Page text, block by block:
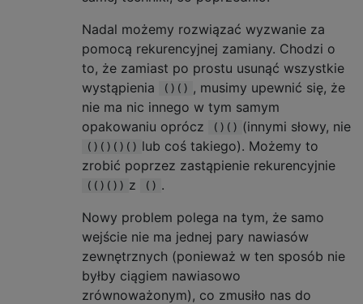
Nadal możemy rozwiązać wyzwanie za
pomocą rekurencyjnej zamiany. Chodzi o
to, że zamiast po prostu usunąć wszystkie
wystąpienia
()() , musimy upewnić się, że
nie ma nic innego w tym samym
opakowaniu oprócz
()() (innymi słowy, nie
()()()() lub coś takiego). Możemy to
zrobić poprzez zastąpienie rekurencyjnie
(()()) z () .
Nowy problem polega na tym, że samo
wejście nie ma jednej pary nawiasów
zewnętrznych (ponieważ w ten sposób nie
byłby ciągiem nawiasowo
zrównoważonym), co zmusiło nas do